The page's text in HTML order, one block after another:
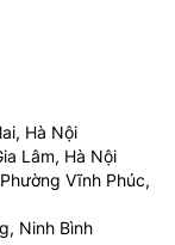
Hà Nội
Lâm, Hà Nội
Vĩnh Phúc,
Ninh Bình